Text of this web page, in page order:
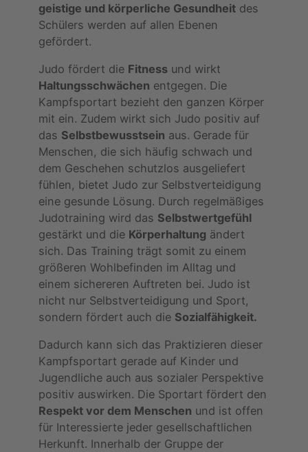
geistige und körperliche Gesundheit des
Schülers werden auf allen Ebenen
gefördert.
Judo fördert die Fitness und wirkt
Haltungsschwächen entgegen. Die
Kampfsportart bezieht den ganzen Körper
mit ein. Zudem wirkt sich Judo positiv auf
das Selbstbewusstsein aus. Gerade für
Menschen, die sich häufig schwach und
dem Geschehen schutzlos ausgeliefert
fühlen, bietet Judo zur Selbstverteidigung
eine gesunde Lösung. Durch regelmäßiges
Judotraining wird das Selbstwertgefühl
gestärkt und die Körperhaltung ändert
sich. Das Training trägt somit zu einem
größeren Wohlbefinden im Alltag und
einem sichereren Auftreten bei. Judo ist
nicht nur Selbstverteidigung und Sport,
sondern fördert auch die Sozialfähigkeit.
Dadurch kann sich das Praktizieren dieser
Kampfsportart gerade auf Kinder und
Jugendliche auch aus sozialer Perspektive
positiv auswirken. Die Sportart fördert den
Respekt vor dem Menschen und ist offen
für Interessierte jeder gesellschaftlichen
Herkunft. Innerhalb der Gruppe der